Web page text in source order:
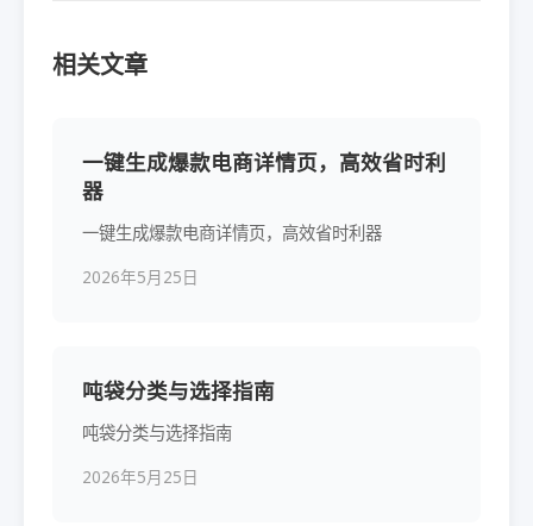
相关文章
一键生成爆款电商详情页，高效省时利
器
一键生成爆款电商详情页，高效省时利器
2026年5月25日
吨袋分类与选择指南
吨袋分类与选择指南
2026年5月25日